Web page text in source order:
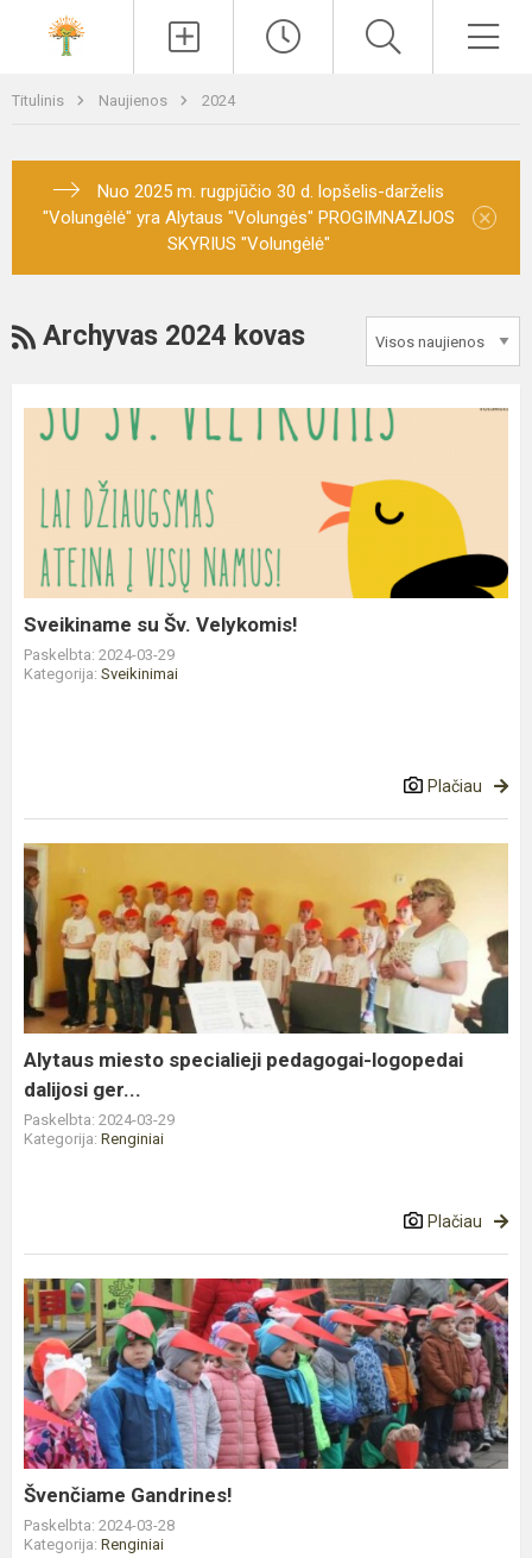
Titulinis Naujienos 2024
Nuo 2025 m. rugpjūčio 30 d. lopšelis-darželis
"Volungėlė" yra Alytaus "Volungės" PROGIMNAZIJOS
SKYRIUS "Volungėlė"
×
RSS
Archyvas 2024 kovas
Sveikiname
Velykomis!
Sveikiname su Šv. Velykomis!
Paskelbta: 2024-03-29
Kategorija: Sveikinimai
Plačiau
Alytaus
miesto
specialieji
pedagogai-
logopedai
dalijosi
ger...
Alytaus miesto specialieji pedagogai-logopedai
dalijosi ger...
Paskelbta: 2024-03-29
Kategorija: Renginiai
Plačiau
Švenčiame
Gandrines!
Švenčiame Gandrines!
Paskelbta: 2024-03-28
Kategorija: Renginiai